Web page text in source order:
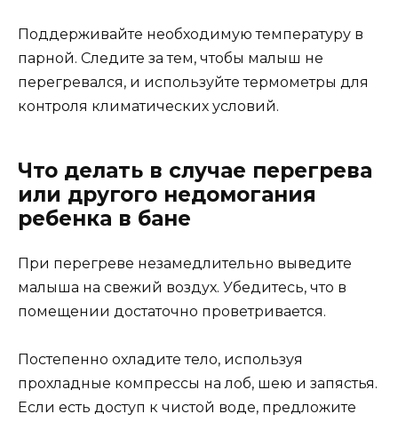
Поддерживайте необходимую температуру в
парной. Следите за тем, чтобы малыш не
перегревался, и используйте термометры для
контроля климатических условий.
Что делать в случае перегрева
или другого недомогания
ребенка в бане
При перегреве незамедлительно выведите
малыша на свежий воздух. Убедитесь, что в
помещении достаточно проветривается.
Постепенно охладите тело, используя
прохладные компрессы на лоб, шею и запястья.
Если есть доступ к чистой воде, предложите